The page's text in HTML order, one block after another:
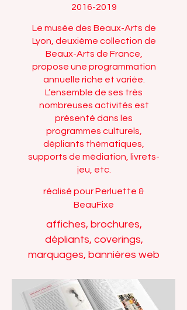
2016-2019
Le musée des Beaux-Arts de
Lyon, deuxième collection de
Beaux-Arts de France,
propose une programmation
annuelle riche et variée.
L’ensemble de ses très
nombreuses activités est
présenté dans les
programmes culturels,
dépliants thématiques,
supports de médiation, livrets-
jeu, etc.
réalisé pour Perluette &
BeauFixe
affiches, brochures,
dépliants, coverings,
marquages, bannières web